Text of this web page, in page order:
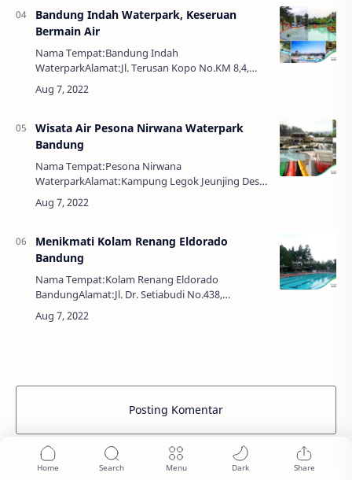
Bandung Indah Waterpark, Keseruan
Bermain Air
Nama Tempat:Bandung Indah
WaterparkAlamat:Jl. Terusan Kopo No.KM 8,4,
Sulaiman, Kec. Margahayu, Kabupaten Bandung,
Jawa Barat 40229Jam Buka:08.00 - 18.00
Wisata Air Pesona Nirwana Waterpark
Bandung
Nama Tempat:Pesona Nirwana
WaterparkAlamat:Kampung Legok Jeunjing Desa
Panyirapan, Jl. Terusan Cibako, Panyirapan, Kec.
Soreang, Kabupaten Bandung, Jawa Barat
Menikmati Kolam Renang Eldorado
Bandung
Nama Tempat:Kolam Renang Eldorado
BandungAlamat:Jl. Dr. Setiabudi No.438,
Gudangkahuripan, Kec. Lembang, Kabupaten
Bandung Barat, Jawa Barat 40154Jam Buka:07.00 -
Posting Komentar